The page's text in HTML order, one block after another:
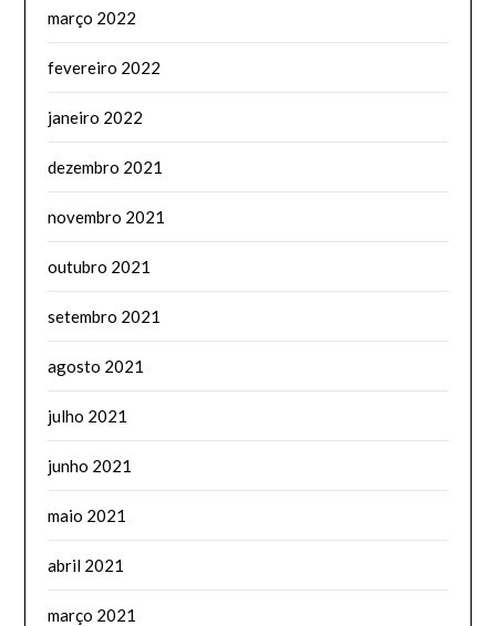
março 2022
fevereiro 2022
janeiro 2022
dezembro 2021
novembro 2021
outubro 2021
setembro 2021
agosto 2021
julho 2021
junho 2021
maio 2021
abril 2021
março 2021